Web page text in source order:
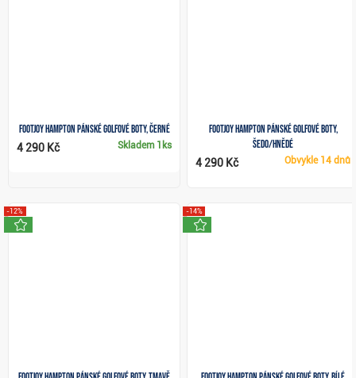
FootJoy Hampton pánské golfové boty, černé
Skladem 1ks
4 290 Kč
FootJoy Hampton pánské golfové boty,
šedo/hnědé
Obvykle 14 dnů
4 290 Kč
-12% -14%